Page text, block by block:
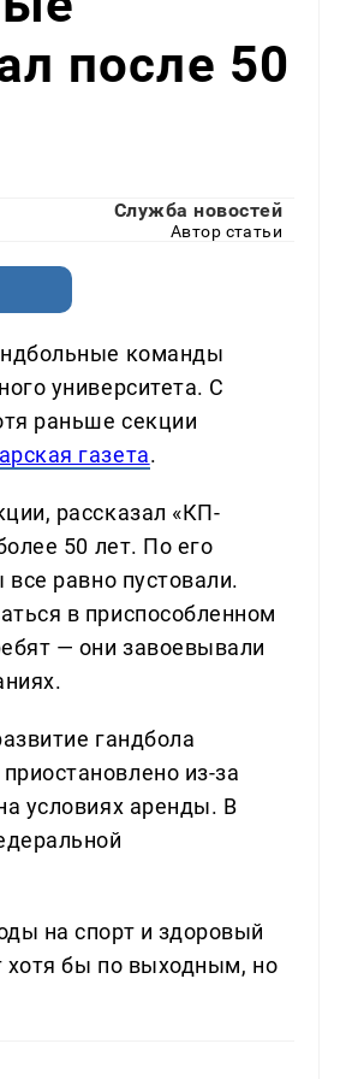
после 50
Служба новостей
Автор статьи
команды
университета. С
раньше секции
газета.
рассказал «КП-
50 лет. По его
равно пустовали.
в приспособленном
— они завоевывали
гандбола
из-за
условиях аренды. В
на спорт и здоровый
хотя бы по выходным, но